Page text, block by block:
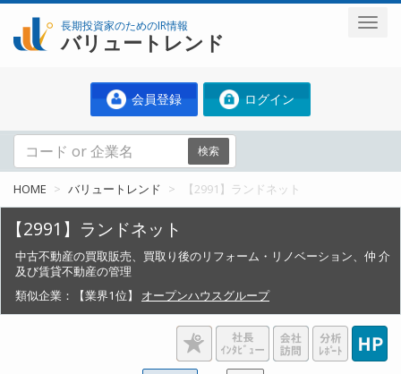
長期投資家のためのIR情報
バリュートレンド
会員登録 ログイン
検索
HOME バリュートレンド 【2991】ランドネット
【2991】ランドネット
中古不動産の買取販売、買取り後のリフォーム・リノベーション、仲 介
及び賃貸不動産の管理
類似企業：
【業界1位】 オープンハウスグループ